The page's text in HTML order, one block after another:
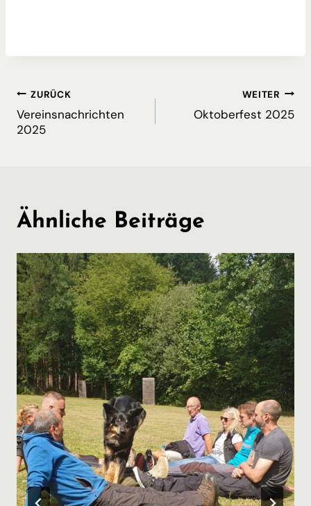
Beitragsnavigation
ZURÜCK
Vereinsnachrichten
2025
WEITER
Oktoberfest 2025
Ähnliche Beiträge